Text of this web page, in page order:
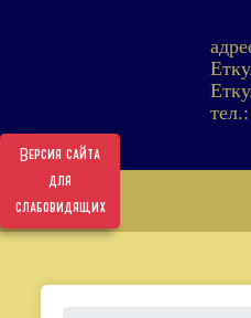
Версия сайта
для
слабовидящих